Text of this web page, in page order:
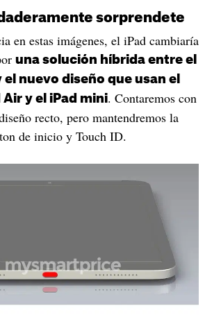
sorprendete
en estas imágenes, el iPad cambiaría
una solución híbrida entre el
nuevo diseño que usan el
Air y el iPad mini. Contaremos con
recto, pero mantendremos la
de inicio y Touch ID.